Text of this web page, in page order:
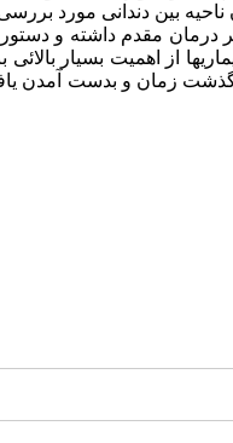
بین دندانی مورد بررسی
درمان مقدم داشته و
از اهمیت بسیار بالائی
گذشت زمان و بدست آمدن